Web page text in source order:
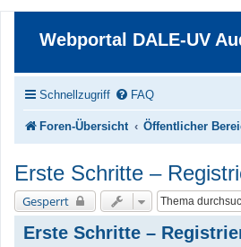
Webportal DALE-UV
Schnellzugriff FAQ
Foren-Übersicht Öffentlicher
Erste Schritte –
Gesperrt
Erste Schritte –